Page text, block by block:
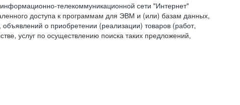
телекоммуникационной сети "Интернет"
доступа к программам для ЭВМ и (или) базам данных,
о приобретении (реализации) товаров (работ,
услуг по осуществлению поиска таких предложений,